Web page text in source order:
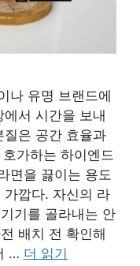
나 유명 브랜드에
서 시간을 보내
질은 공간 효율과
가하는 하이엔드
면을 끓이는 용도
가깝다. 자신의 라
기를 골라내는 안
배치 전 확인해
… 더 읽기